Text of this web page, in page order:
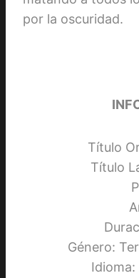
por la oscuridad.
Título
Título
Género:
Idioma: